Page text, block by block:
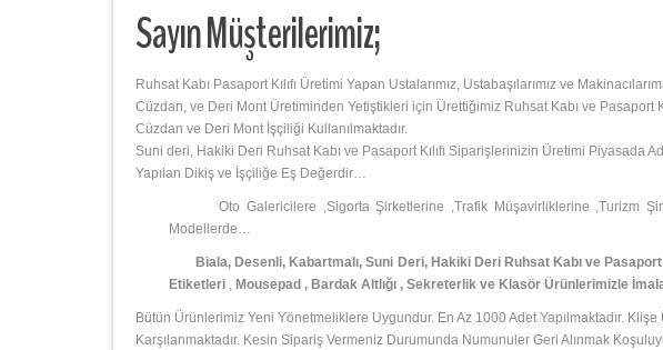
Sayın Müşterilerimiz;
Ruhsat Kabı Pasaport Kılıfı Üretimi Yapan Ustalarımız, Ustabaşılarımız ve
Cüzdan, ve Deri Mont Üretiminden Yetiştikleri için Ürettiğimiz Ruhsat Kabı ve Pasaport
Cüzdan ve Deri Mont İşçiliği Kullanılmaktadır.
Suni deri, Hakiki Deri Ruhsat Kabı ve Pasaport Kılıfı Siparişlerinizin Üretimi Piyasada
Yapılan Dikiş ve İşçiliğe Eş Değerdir…
Oto Galericilere ,Sigorta Şirketlerine ,Trafik Müşavirliklerine ,Turizm
Modellerde…
Biala, Desenli, Kabartmalı, Suni Deri, Hakiki Deri Ruhsat Kabı ve Pasaport
Etiketleri , Mousepad , Bardak Altlığı , Sekreterlik ve Klasör Ürünlerimizle
Bütün Ürünlerimiz Yeni Yönetmeliklere Uygundur. En Az 1000 Adet Yapılmaktadır. Klişe
Karşılanmaktadır. Kesin Sipariş Vermeniz Durumunda Numunuler Geri Alınmak